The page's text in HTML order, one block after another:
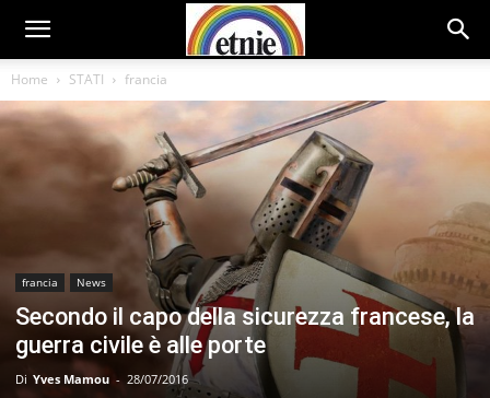
Home STATI francia
francia News
Secondo il capo della sicurezza francese, la
guerra civile è alle porte
Di Yves Mamou - 28/07/2016